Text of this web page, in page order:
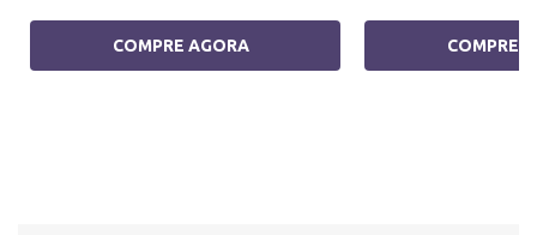
COMPRE AGORA COMPRE